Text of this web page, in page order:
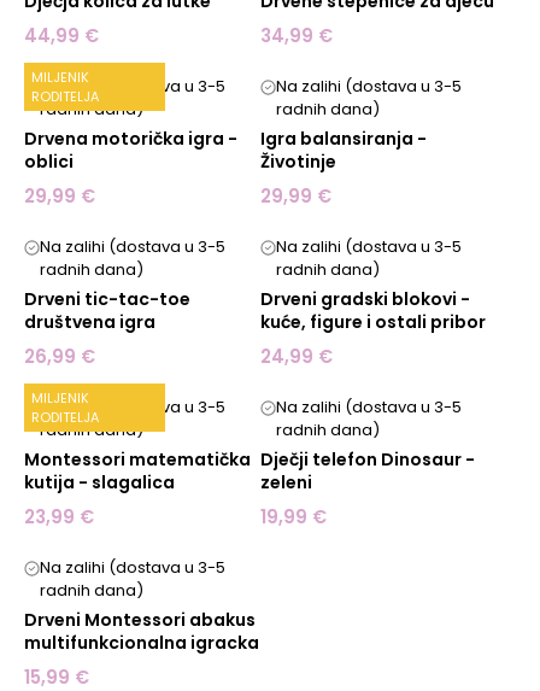
44,99 € 34,99 €
MILJENIK
RODITELJA
Na zalihi (dostava u 3-5
radnih dana)
Drvena motorička igra -
oblici
29,99 €
Na zalihi (dostava u 3-5
radnih dana)
Igra balansiranja -
Životinje
29,99 €
Na zalihi (dostava u 3-5
radnih dana)
Drveni tic-tac-toe
društvena igra
26,99 €
Na zalihi (dostava u 3-5
radnih dana)
Drveni gradski blokovi -
kuće, figure i ostali pribor
24,99 €
MILJENIK
RODITELJA
Na zalihi (dostava u 3-5
radnih dana)
Montessori matematička
kutija - slagalica
23,99 €
Na zalihi (dostava u 3-5
radnih dana)
Dječji telefon Dinosaur -
zeleni
19,99 €
Na zalihi (dostava u 3-5
radnih dana)
Drveni Montessori abakus
multifunkcionalna igracka
15,99 €